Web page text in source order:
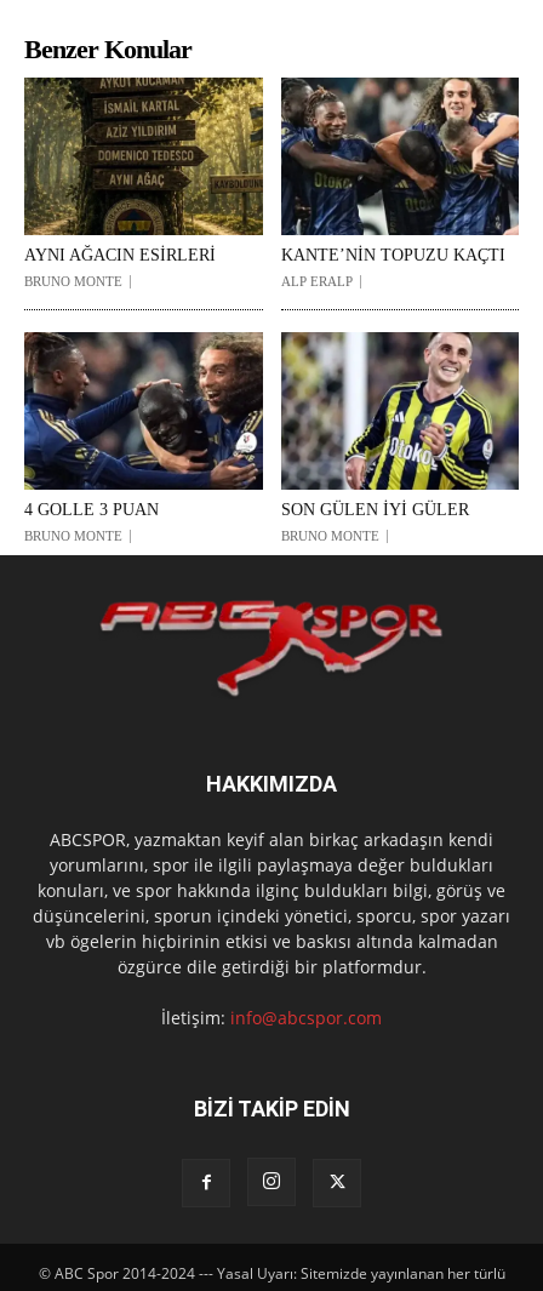
Benzer Konular
AYNI AĞACIN ESİRLERİ
BRUNO MONTE
KANTE’NİN TOPUZU KAÇTI
ALP ERALP
4 GOLLE 3 PUAN
BRUNO MONTE
SON GÜLEN İYİ GÜLER
BRUNO MONTE
HAKKIMIZDA
ABCSPOR, yazmaktan keyif alan birkaç arkadaşın kendi
yorumlarını, spor ile ilgili paylaşmaya değer buldukları
konuları, ve spor hakkında ilginç buldukları bilgi, görüş ve
düşüncelerini, sporun içindeki yönetici, sporcu, spor yazarı
vb ögelerin hiçbirinin etkisi ve baskısı altında kalmadan
özgürce dile getirdiği bir platformdur.
İletişim: info@abcspor.com
BİZİ TAKİP EDİN
© ABC Spor 2014-2024 --- Yasal Uyarı: Sitemizde yayınlanan her türlü